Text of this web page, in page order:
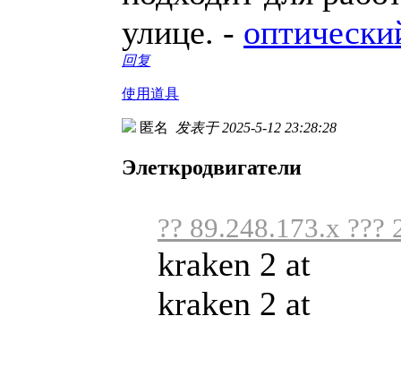
улице. -
回复
使用道具
匿名 发表于 2025-5-12 23:28:28
Элеткродвигатели
?? 89.248.173.x ???
kraken 2 at
kraken 2 at